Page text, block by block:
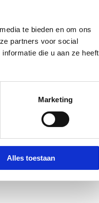
te bieden en om ons
partners voor social
die u aan ze heeft
Marketing
Alles toestaan